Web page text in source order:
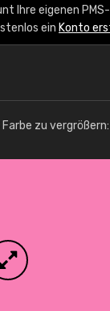
Ihre eigenen
ein Konto
zu vergrößern: